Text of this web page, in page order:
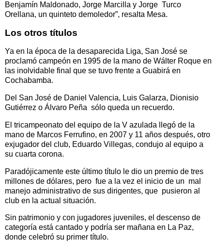
Benjamín Maldonado, Jorge Marcilla y Jorge Turco
Orellana, un quinteto demoledor”, resalta Mesa.
Los otros títulos
Ya en la época de la desaparecida Liga, San José se
proclamó campeón en 1995 de la mano de Wálter Roque en
las inolvidable final que se tuvo frente a Guabirá en
Cochabamba.
Del San José de Daniel Valencia, Luis Galarza, Dionisio
Gutiérrez o Álvaro Peña sólo queda un recuerdo.
El tricampeonato del equipo de la V azulada llegó de la
mano de Marcos Ferrufino, en 2007 y 11 años después, otro
exjugador del club, Eduardo Villegas, condujo al equipo a
su cuarta corona.
Paradójicamente este último título le dio un premio de tres
millones de dólares, pero fue a la vez el inicio de un mal
manejo administrativo de sus dirigentes, que pusieron al
club en la actual situación.
Sin patrimonio y con jugadores juveniles, el descenso de
categoría está cantado y podría ser mañana en La Paz,
donde celebró su primer título.